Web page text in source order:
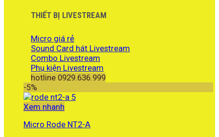
THIẾT BỊ LIVESTREAM
Micro giá rẻ
Sound Card hát Livestream
Combo Livestream
Phụ kiện Livestream
hotline 0929.636.999
-5%
Xem nhanh
Micro Rode NT2-A